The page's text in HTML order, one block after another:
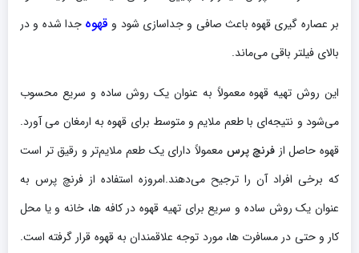
بر عصاره گیری قهوه باعث صافی و جداسازی شود و قهوه جدا شده و در
بالای فیلتر باقی می‌ماند.
این روش تهیه قهوه معمولاً به عنوان یک روش ساده و سریع محسوب
می‌شود و نتیجه‌ای با طعم ملایم و متوسط برای قهوه به ارمغان می آورد.
قهوه حاصل از فرنچ پرس معمولاً دارای یک طعم ملایم‌تر و رقیق تر است
که برخی افراد آن را ترجیح می‌دهند.امروزه استفاده از فرنچ پرس به
عنوان یک روش ساده و سریع برای تهیه قهوه در کافه ها، خانه و یا محل
کار و حتی در مسافرت ها، مورد توجه علاقمندان به قهوه قرار گرفته است.